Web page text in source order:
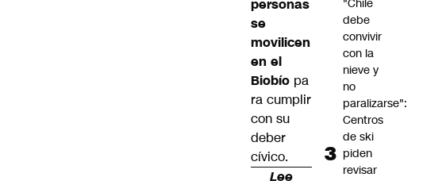
personas
se
movilicen
en el
Biobío pa
ra cumplir
con su
deber
cívico.
Lee
"Chile
debe
convivir
con la
nieve y
no
paralizarse":
Centros
de ski
piden
revisar